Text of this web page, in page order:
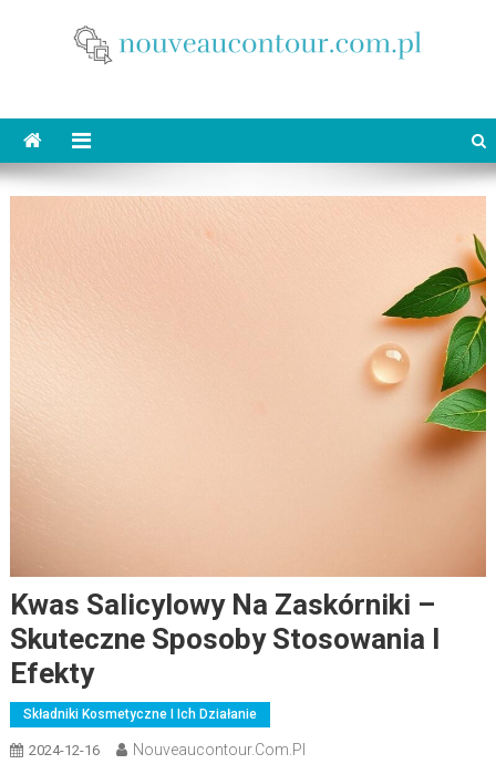
Kwas Salicylowy Na Zaskórniki –
Skuteczne Sposoby Stosowania I
Efekty
Składniki Kosmetyczne I Ich Działanie
2024-12-16 Nouveaucontour.com.pl